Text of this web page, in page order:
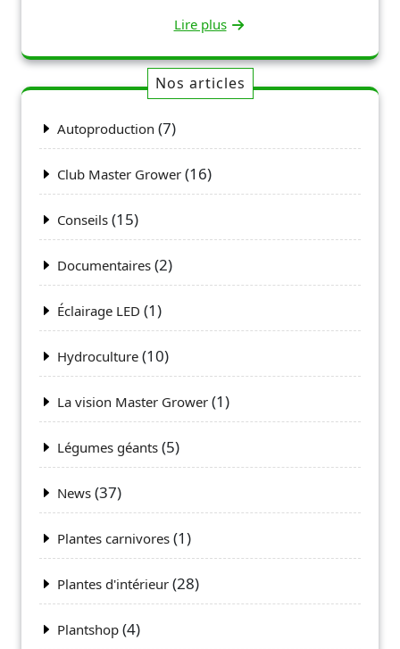
Lire plus
Nos articles
Autoproduction (7)
Club Master Grower (16)
Conseils (15)
Documentaires (2)
Éclairage LED (1)
Hydroculture (10)
La vision Master Grower (1)
Légumes géants (5)
News (37)
Plantes carnivores (1)
Plantes d'intérieur (28)
Plantshop (4)